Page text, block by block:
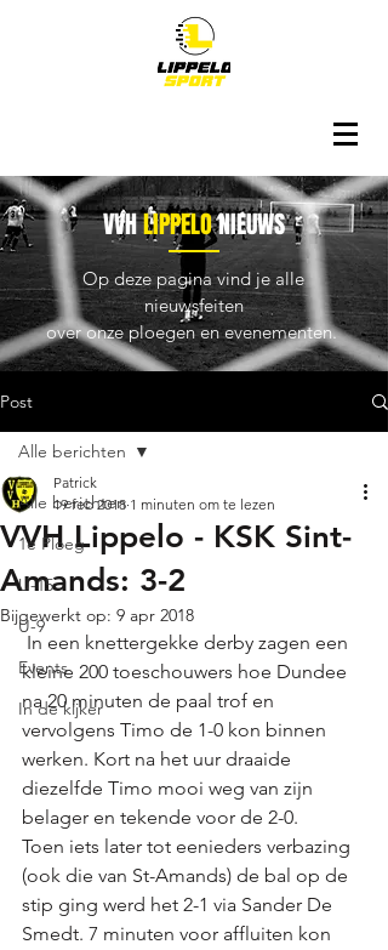
VVHLIPPELONIEUWS
Op deze pagina vind je alle
nieuwsfeiten
over onze ploegen en evenementen.
Post
Alle berichten
1e Ploeg
U-15
U-9
Events
In de kijker
Alle berichten
VVH Lippelo - KSK Sint-
Amands: 3-2
Patrick
19 feb 2018 1 minuten om te lezen
Bijgewerkt op: 9 apr 2018
kleine 200 toeschouwers hoe Dundee
na 20 minuten de paal trof en
vervolgens Timo de 1-0 kon binnen
werken. Kort na het uur draaide
diezelfde Timo mooi weg van zijn
belager en tekende voor de 2-0.
Toen iets later tot eenieders verbazing
(ook die van St-Amands) de bal op de
stip ging werd het 2-1 via Sander De
Smedt. 7 minuten voor affluiten kon